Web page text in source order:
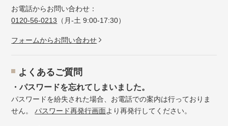
お電話からお問い合わせ：
0120-56-0213 （月-土 9:00-17:30）
フォームからお問い合わせ
よくあるご質問
・パスワードを忘れてしまいました。
パスワードを紛失された場合、お電話での案内は行っておりま
せん。パスワード再発行画面より再発行してください。